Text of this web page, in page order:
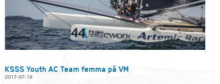
KSSS Youth AC Team femma på VM
2017-07-18